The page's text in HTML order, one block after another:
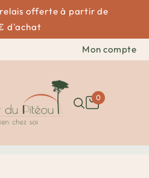
offerte à partir de
d'achat
Mon compte
0